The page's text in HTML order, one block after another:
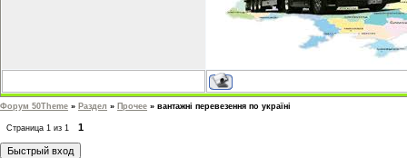
Форум 50Theme » Раздел » Прочее » вантажні перевезення по україні
Страница 1 из 1 1